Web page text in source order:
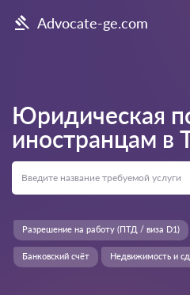
Advocate-ge.com
Юридическая
иностранцам в
Разрешение на работу (ПТД / виза D1)
Банковский счёт Недвижимость и